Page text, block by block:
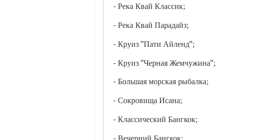
- Река Квай Классик;
- Река Квай Парадайз;
- Круиз "Пати Айленд";
- Круиз "Черная Жемчужина";
- Большая морская рыбалка;
- Сокровища Исана;
- Классический Бангкок;